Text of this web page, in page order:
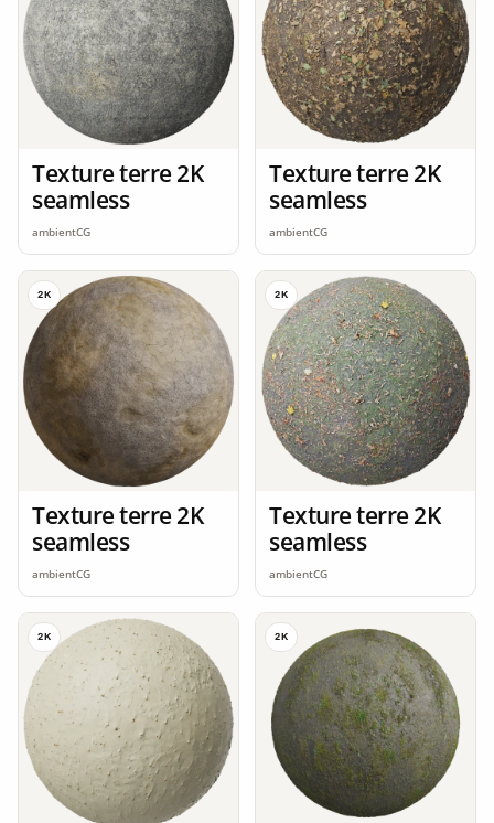
Texture terre 2K
seamless
ambientCG
Texture terre 2K
seamless
ambientCG
2K
Texture terre 2K
seamless
ambientCG
2K
Texture terre 2K
seamless
ambientCG
2K 2K